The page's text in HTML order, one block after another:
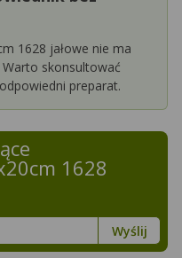
1628 jałowe nie ma
skonsultować
preparat.
1628
Wyślij